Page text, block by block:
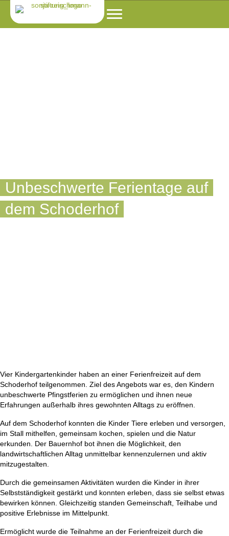
Unbeschwerte Ferientage auf
dem Schoderhof
Vier Kindergartenkinder haben an einer Ferienfreizeit auf dem
Schoderhof teilgenommen. Ziel des Angebots war es, den Kindern
unbeschwerte Pfingstferien zu ermöglichen und ihnen neue
Erfahrungen außerhalb ihres gewohnten Alltags zu eröffnen.
Auf dem Schoderhof konnten die Kinder Tiere erleben und versorgen,
im Stall mithelfen, gemeinsam kochen, spielen und die Natur
erkunden. Der Bauernhof bot ihnen die Möglichkeit, den
landwirtschaftlichen Alltag unmittelbar kennenzulernen und aktiv
mitzugestalten.
Durch die gemeinsamen Aktivitäten wurden die Kinder in ihrer
Selbstständigkeit gestärkt und konnten erleben, dass sie selbst etwas
bewirken können. Gleichzeitig standen Gemeinschaft, Teilhabe und
positive Erlebnisse im Mittelpunkt.
Ermöglicht wurde die Teilnahme an der Ferienfreizeit durch die